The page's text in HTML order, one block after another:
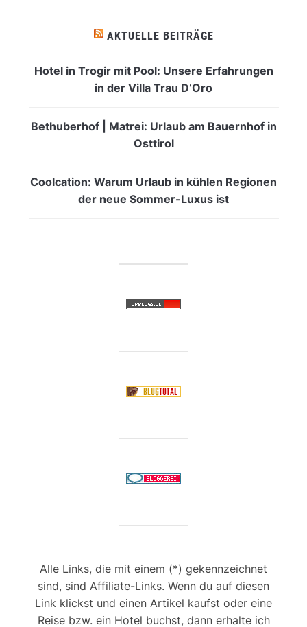
AKTUELLE BEITRÄGE
Hotel in Trogir mit Pool: Unsere Erfahrungen
in der Villa Trau D’Oro
Bethuberhof | Matrei: Urlaub am Bauernhof in
Osttirol
Coolcation: Warum Urlaub in kühlen Regionen
der neue Sommer-Luxus ist
Alle Links, die mit einem (*) gekennzeichnet
sind, sind Affiliate-Links. Wenn du auf diesen
Link klickst und einen Artikel kaufst oder eine
Reise bzw. ein Hotel buchst, dann erhalte ich